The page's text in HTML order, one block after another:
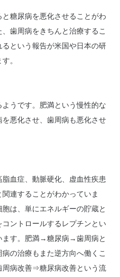
糖尿病を悪化させることがわ
歯周病をきちんと治療するこ
という報告が米国や日本の研
。
うです。肥満という慢性的な
悪化させ、歯周病も悪化させ
血症、動脈硬化、虚血性疾患
連することがわかっていま
は、単にエネルギーの貯蔵と
ントロールするレプチンとい
ます。肥満→糖尿病→歯周病と
の治療もまた逆方向へ働くこ
周病改善⇒糖尿病改善という流